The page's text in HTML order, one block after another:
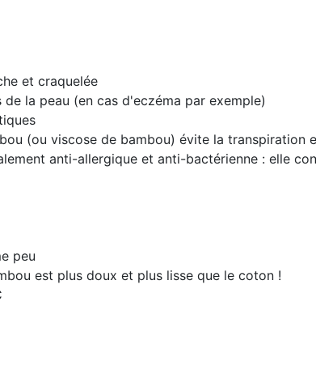
et craquelée
la peau (en cas d'eczéma par exemple)
(ou viscose de bambou) évite la transpiration
anti-allergique et anti-bactérienne : elle
peu
est plus doux et plus lisse que le coton !